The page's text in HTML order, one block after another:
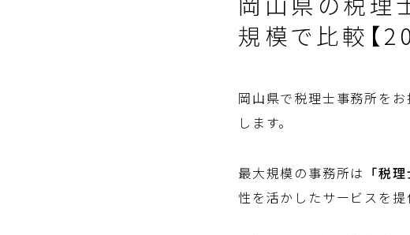
規模で比較【
岡山県で税理士事務所を
します。
最大規模の事務所は 「税
性を活かしたサービスを提